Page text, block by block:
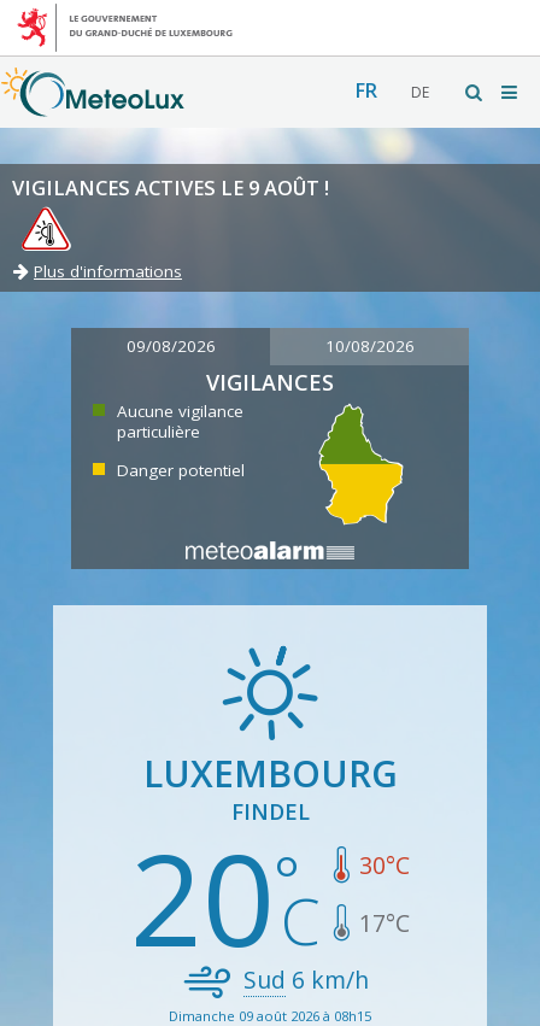
FR DE
VIGILANCES ACTIVES LE 9 AOÛT !
Plus d'informations
09/08/2026 10/08/2026
VIGILANCES
Aucune vigilance
particulière
Danger potentiel
LUXEMBOURG
FINDEL
20 30°C
17°C
Sud 6 km/h
Dimanche 09 août 2026 à 08h15